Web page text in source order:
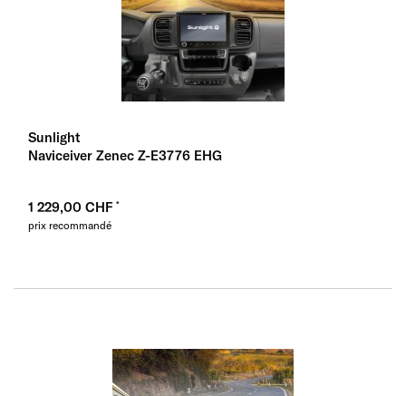
Sunlight
Naviceiver Zenec Z-E3776 EHG
1 229,00 CHF
prix recommandé